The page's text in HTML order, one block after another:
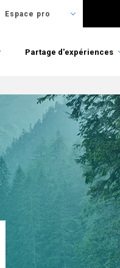
Espace pro
Partage d'expériences